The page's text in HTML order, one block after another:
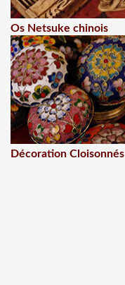
Os Netsuke chinois
Décoration Cloisonnés